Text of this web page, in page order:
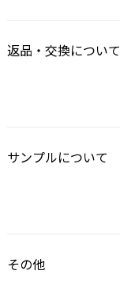
返品・交換について
サンプルについて
その他